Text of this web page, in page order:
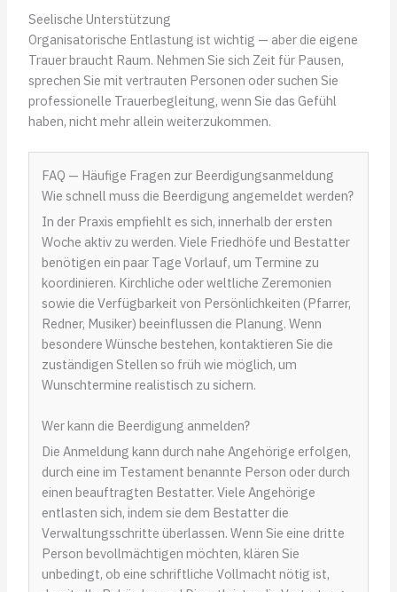
Seelische Unterstützung
Organisatorische Entlastung ist wichtig — aber die eigene
Trauer braucht Raum. Nehmen Sie sich Zeit für Pausen,
sprechen Sie mit vertrauten Personen oder suchen Sie
professionelle Trauerbegleitung, wenn Sie das Gefühl
haben, nicht mehr allein weiterzukommen.
FAQ — Häufige Fragen zur Beerdigungsanmeldung
Wie schnell muss die Beerdigung angemeldet werden?
In der Praxis empfiehlt es sich, innerhalb der ersten
Woche aktiv zu werden. Viele Friedhöfe und Bestatter
benötigen ein paar Tage Vorlauf, um Termine zu
koordinieren. Kirchliche oder weltliche Zeremonien
sowie die Verfügbarkeit von Persönlichkeiten (Pfarrer,
Redner, Musiker) beeinflussen die Planung. Wenn
besondere Wünsche bestehen, kontaktieren Sie die
zuständigen Stellen so früh wie möglich, um
Wunschtermine realistisch zu sichern.
Wer kann die Beerdigung anmelden?
Die Anmeldung kann durch nahe Angehörige erfolgen,
durch eine im Testament benannte Person oder durch
einen beauftragten Bestatter. Viele Angehörige
entlasten sich, indem sie dem Bestatter die
Verwaltungsschritte überlassen. Wenn Sie eine dritte
Person bevollmächtigen möchten, klären Sie
unbedingt, ob eine schriftliche Vollmacht nötig ist,